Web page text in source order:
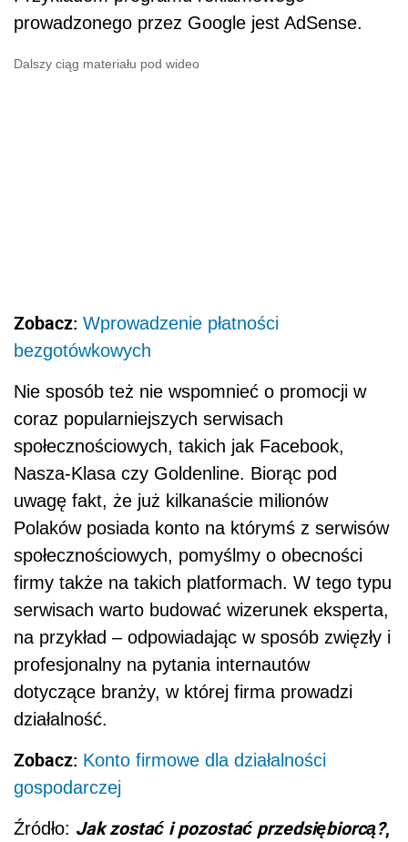
prowadzonego przez Google jest AdSense.
Dalszy ciąg materiału pod wideo
Zobacz: Wprowadzenie płatności
bezgotówkowych
Nie sposób też nie wspomnieć o promocji w
coraz popularniejszych serwisach
społecznościowych, takich jak Facebook,
Nasza-Klasa czy Goldenline. Biorąc pod
uwagę fakt, że już kilkanaście milionów
Polaków posiada konto na którymś z serwisów
społecznościowych, pomyślmy o obecności
firmy także na takich platformach. W tego typu
serwisach warto budować wizerunek eksperta,
na przykład – odpowiadając w sposób zwięzły i
profesjonalny na pytania internautów
dotyczące branży, w której firma prowadzi
działalność.
Zobacz: Konto firmowe dla działalności
gospodarczej
Źródło: Jak zostać i pozostać przedsiębiorcą?,